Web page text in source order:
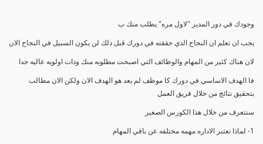
وجودك في دور المدير "لاول مره" يطلب منك ب
يجب ان تعلم ان النجاح الذي حققته في دورك قبل ذلك لن يكون السبيل في النجاح الان
لان هناك كثير من المهام والوظائف التي اصبحت مطلوبه منك وذات اولويه عاليه جدا
فا الهدف الاساسي في دورك كا موظف لم يعد هو الهدف الان ولكن الان مطالب
بتحقيق نتائج من خلال فريق العمل
سنتعرف من خلال هذا الكورس الصغير
1- لماذا تعتبر الاداره مهمه مختلفه عن باقي المهام